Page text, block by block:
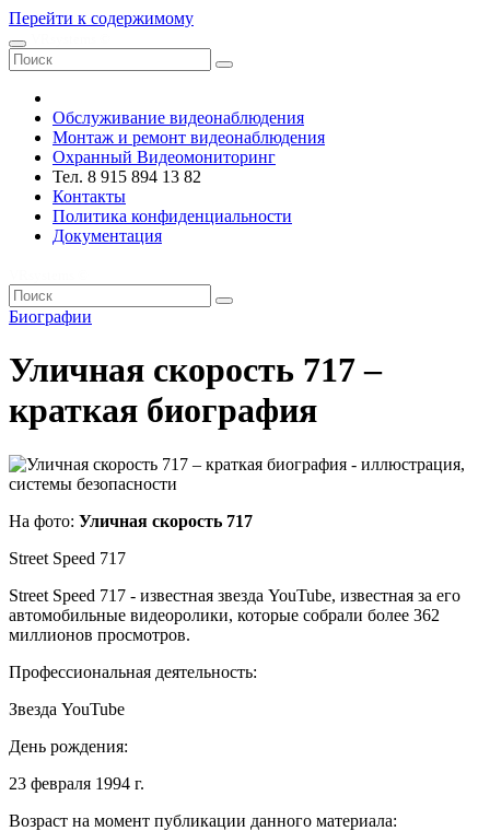
Перейти к содержимому
Обслуживание видеонаблюдения
Монтаж и ремонт видеонаблюдения
Охранный Видеомониторинг
Тел. 8 915 894 13 82
Контакты
Политика конфиденциальности
Документация
Биографии
Уличная скорость 717 –
краткая биография
На фото: Уличная скорость 717
Street Speed ​​717
Street Speed ​​717 - известная звезда YouTube, известная за его
автомобильные видеоролики, которые собрали более 362
миллионов просмотров.
Профессиональная деятельность:
Звезда YouTube
День рождения:
23 февраля 1994 г.
Возраст на момент публикации данного материала: